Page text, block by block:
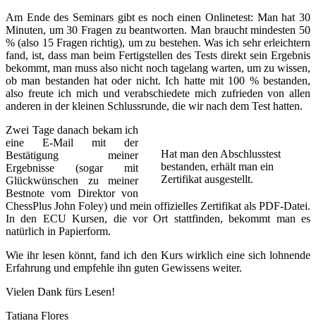
Am Ende des Seminars gibt es noch einen Onlinetest: Man hat 30
Minuten, um 30 Fragen zu beantworten. Man braucht mindesten 50
% (also 15 Fragen richtig), um zu bestehen. Was ich sehr erleichtern
fand, ist, dass man beim Fertigstellen des Tests direkt sein Ergebnis
bekommt, man muss also nicht noch tagelang warten, um zu wissen,
ob man bestanden hat oder nicht. Ich hatte mit 100 % bestanden,
also freute ich mich und verabschiedete mich zufrieden von allen
anderen in der kleinen Schlussrunde, die wir nach dem Test hatten.
Hat man den Abschlusstest
bestanden, erhält man ein
Zertifikat ausgestellt.
Zwei Tage danach bekam ich
eine E-Mail mit der
Bestätigung meiner
Ergebnisse (sogar mit
Glückwünschen zu meiner
Bestnote vom Direktor von
ChessPlus John Foley) und mein offizielles Zertifikat als PDF-Datei.
In den ECU Kursen, die vor Ort stattfinden, bekommt man es
natürlich in Papierform.
Wie ihr lesen könnt, fand ich den Kurs wirklich eine sich lohnende
Erfahrung und empfehle ihn guten Gewissens weiter.
Vielen Dank fürs Lesen!
Tatiana Flores